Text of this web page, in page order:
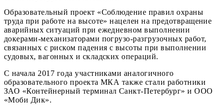
Образовательный проект «Соблюдение правил охраны
труда при работе на высоте» нацелен на предотвращение
аварийных ситуаций при ежедневном выполнении
докерами-механизаторами погрузо-разгрузочных работ,
связанных с риском падения с высоты при выполнении
судовых, вагонных и складских операций.
С начала 2017 года участниками аналогичного
образовательного проекта МКА также стали работники
ЗАО «Контейнерный терминал Санкт-Петербург» и ООО
«Моби Дик».